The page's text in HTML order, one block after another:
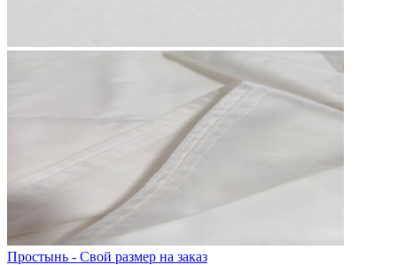
Простынь - Свой размер на заказ